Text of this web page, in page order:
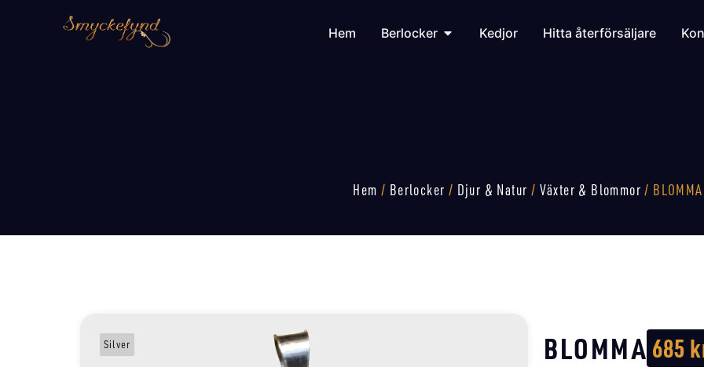
Hem Berlocker Kedjor Hitta återförsäljare
Hem / Berlocker / Djur & Natur / Växter & Blommor / BLOMMA
Silver BLOMMA 685